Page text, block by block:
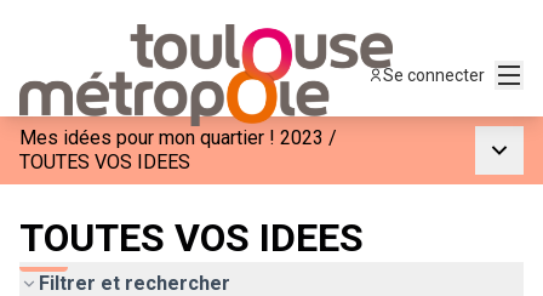
Se connecter
Mes idées pour mon quartier ! 2023 /
TOUTES VOS IDEES
TOUTES VOS IDEES
Filtrer et rechercher